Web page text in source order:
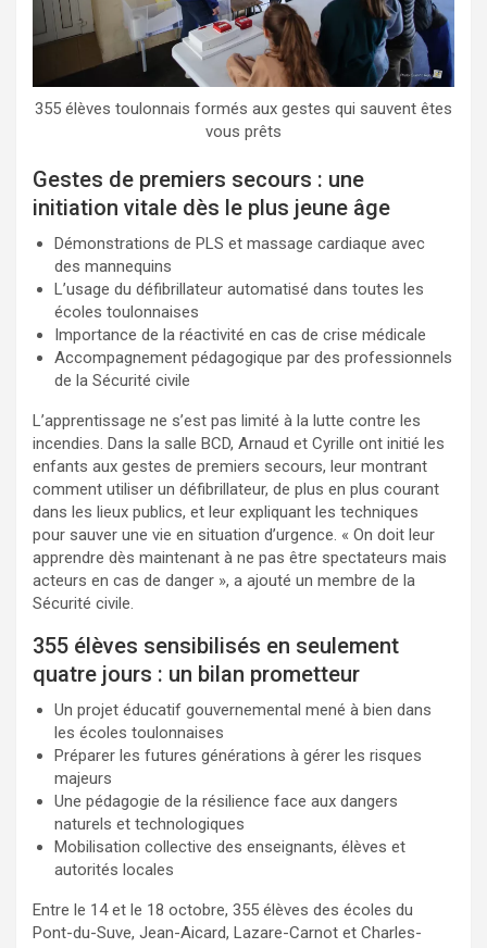
355 élèves toulonnais formés aux gestes qui sauvent êtes
vous prêts
Gestes de premiers secours : une
initiation vitale dès le plus jeune âge
Démonstrations de PLS et massage cardiaque avec
des mannequins
L’usage du défibrillateur automatisé dans toutes les
écoles toulonnaises
Importance de la réactivité en cas de crise médicale
Accompagnement pédagogique par des professionnels
de la Sécurité civile
L’apprentissage ne s’est pas limité à la lutte contre les
incendies. Dans la salle BCD, Arnaud et Cyrille ont initié les
enfants aux gestes de premiers secours, leur montrant
comment utiliser un défibrillateur, de plus en plus courant
dans les lieux publics, et leur expliquant les techniques
pour sauver une vie en situation d’urgence. « On doit leur
apprendre dès maintenant à ne pas être spectateurs mais
acteurs en cas de danger », a ajouté un membre de la
Sécurité civile.
355 élèves sensibilisés en seulement
quatre jours : un bilan prometteur
Un projet éducatif gouvernemental mené à bien dans
les écoles toulonnaises
Préparer les futures générations à gérer les risques
majeurs
Une pédagogie de la résilience face aux dangers
naturels et technologiques
Mobilisation collective des enseignants, élèves et
autorités locales
Entre le 14 et le 18 octobre, 355 élèves des écoles du
Pont-du-Suve, Jean-Aicard, Lazare-Carnot et Charles-